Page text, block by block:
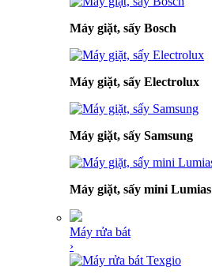
Máy giặt, sấy Bosch
Máy giặt, sấy Electrolux
Máy giặt, sấy Samsung
Máy giặt, sấy mini Lumias
Máy rửa bát
›